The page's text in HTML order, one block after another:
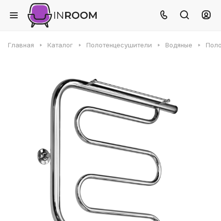
Главная Каталог Полотенцесушители Водяные